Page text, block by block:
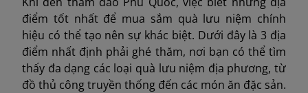
điểm tốt nhất để mua sắm quà lưu niệm chính
hiệu có thể tạo nên sự khác biệt. Dưới đây là 3 địa
điểm nhất định phải ghé thăm, nơi bạn có thể tìm
thấy đa dạng các loại quà lưu niệm địa phương, từ
đồ thủ công truyền thống đến các món ăn đặc sản.